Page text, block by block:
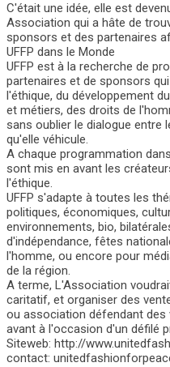
C'était une idée, elle est
Association qui a hâte de
sponsors et des partenaires
UFFP dans le Monde
UFFP est à la recherche de
partenaires et de sponsors
l'éthique, du développement
et métiers, des droits de
sans oublier le dialogue entre
qu'elle véhicule.
A chaque programmation
sont mis en avant les
l'éthique.
UFFP s'adapte à toutes les
politiques, économiques,
environnements, bio,
d'indépendance, fêtes
l'homme, ou encore pour
de la région.
A terme, L'Association
caritatif, et organiser des
ou association défendant des
avant à l'occasion d'un défilé
Siteweb: http://
contact: